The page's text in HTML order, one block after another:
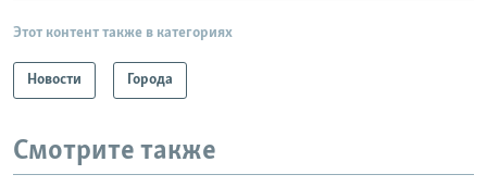
Этот контент также в категориях
Новости Города
Смотрите также